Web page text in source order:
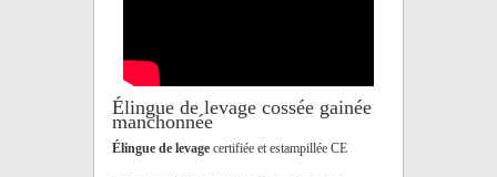
Élingue de levage cossée gainée
manchonnée
Élingue de levage certifiée et estampillée CE